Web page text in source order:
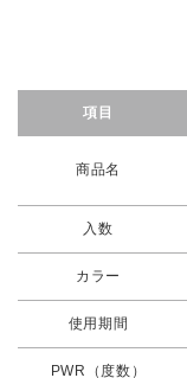
項目
商品名
入数
カラー
使用期間
PWR（度数）